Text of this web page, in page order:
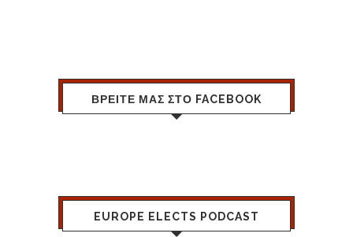
ΒΡΕΙΤΕ ΜΑΣ ΣΤΟ FACEBOOK
EUROPE ELECTS PODCAST